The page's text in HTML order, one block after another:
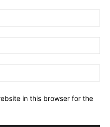
in this browser for the